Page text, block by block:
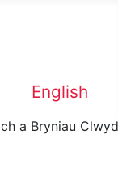
English